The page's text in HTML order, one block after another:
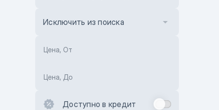
Исключить из поиска
Цена, От
Цена, До
Доступно в кредит